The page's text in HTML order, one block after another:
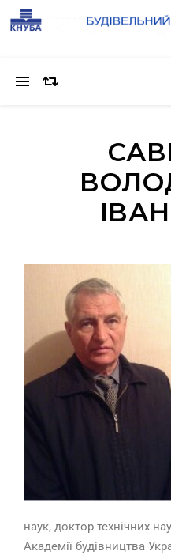
наук, доктор технічних
Академії будівництва